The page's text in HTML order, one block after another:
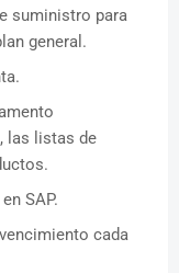
suministro para
general.
las listas de
SAP.
cada